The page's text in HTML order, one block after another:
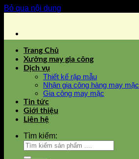
Bỏ qua nội dung
Trang Chủ
Xưởng may gia công
Dịch vụ
Thiết kế rập mẫu
Nhận gia công hàng may mặc
Gia công may mặc
Tin tức
Giới thiệu
Liên hệ
Tìm kiếm: